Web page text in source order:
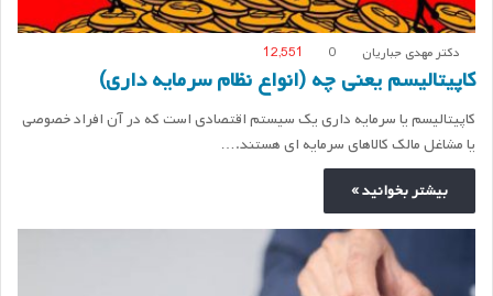
دکتر مهدی جباریان 0
12,551
کاپیتالیسم یعنی چه (انواع نظام سرمایه داری)
کاپیتالیسم یا سرمایه داری یک سیستم اقتصادی است که در آن افراد خصوصی
یا مشاغل مالک کالاهای سرمایه ای هستند.…
بیشتر بخوانید »